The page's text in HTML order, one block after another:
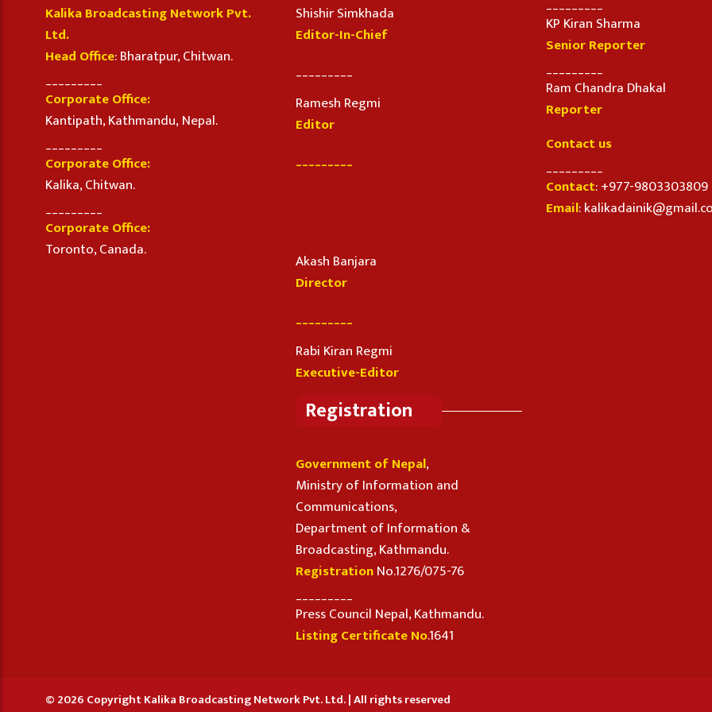
Kalika Broadcasting Network Pvt.
Ltd.
Head Office: Bharatpur, Chitwan.
Corporate Office:
Kantipath, Kathmandu, Nepal.
Corporate Office:
Kalika, Chitwan.
Corporate Office:
Toronto, Canada.
Shishir Simkhada
Editor-In-Chief
Ramesh Regmi
Editor
_________
Akash Banjara
Director
_________
Rabi Kiran Regmi
Executive-Editor
Registration
Government of Nepal,
Ministry of Information and
Communications,
Department of Information &
Broadcasting, Kathmandu.
RegistrationNo.1276/075-76
Press Council Nepal, Kathmandu.
Listing Certificate No.1641
KP Kiran Sharma
Senior Reporter
Ram Chandra Dhakal
Reporter
Contact us
Contact: +977-9803303809
Email:
© 2026 Copyright Kalika Broadcasting Network Pvt. Ltd. | All rights reserved